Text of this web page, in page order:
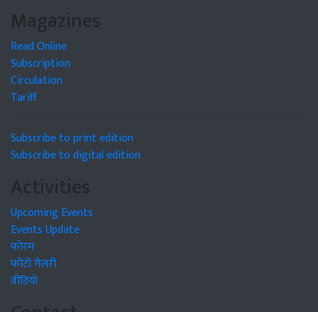
Magazines
Read Online
Subscription
Circulation
Tariff
Subscribe to print edition
Subscribe to digital edition
Activities
Upcoming Events
Events Update
फोरम
फोटो गैलरी
वीडियो